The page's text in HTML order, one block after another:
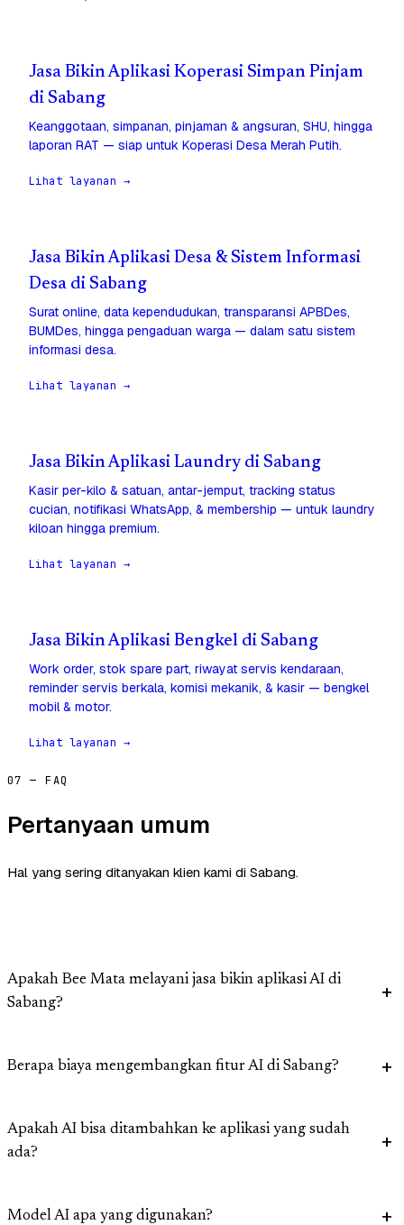
Jasa Bikin Aplikasi Koperasi Simpan Pinjam
di Sabang
Keanggotaan, simpanan, pinjaman & angsuran, SHU, hingga
laporan RAT — siap untuk Koperasi Desa Merah Putih.
Lihat layanan →
Jasa Bikin Aplikasi Desa & Sistem Informasi
Desa di Sabang
Surat online, data kependudukan, transparansi APBDes,
BUMDes, hingga pengaduan warga — dalam satu sistem
informasi desa.
Lihat layanan →
Jasa Bikin Aplikasi Laundry di Sabang
Kasir per-kilo & satuan, antar-jemput, tracking status
cucian, notifikasi WhatsApp, & membership — untuk laundry
kiloan hingga premium.
Lihat layanan →
Jasa Bikin Aplikasi Bengkel di Sabang
Work order, stok spare part, riwayat servis kendaraan,
reminder servis berkala, komisi mekanik, & kasir — bengkel
mobil & motor.
Lihat layanan →
07 — FAQ
Pertanyaan umum
Hal yang sering ditanyakan klien kami di Sabang.
Apakah Bee Mata melayani jasa bikin aplikasi AI di
Sabang?
Berapa biaya mengembangkan fitur AI di Sabang?
Apakah AI bisa ditambahkan ke aplikasi yang sudah
ada?
Model AI apa yang digunakan?